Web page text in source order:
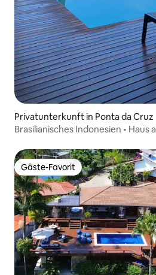
Privatunterkunft in Ponta da Cruz
Brasilianisches Indonesien •
Gäste-Favorit
Gäste-Favorit